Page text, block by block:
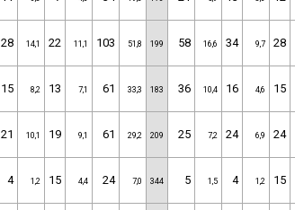
28 14,1 22 11,1 103 51,8 199 58 16,6 34 9,7 28
15 8,2 13 7,1 61 33,3 183 36 10,4 16 4,6 15
21 10,1 19 9,1 61 29,2 209 25 7,2 24 6,9 24
4 1,2 15 4,4 24 7,0 344 5 1,5 4 1,2 15